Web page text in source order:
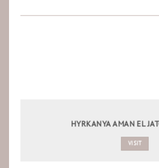
HYRKANYA AMAN EL
VISIT